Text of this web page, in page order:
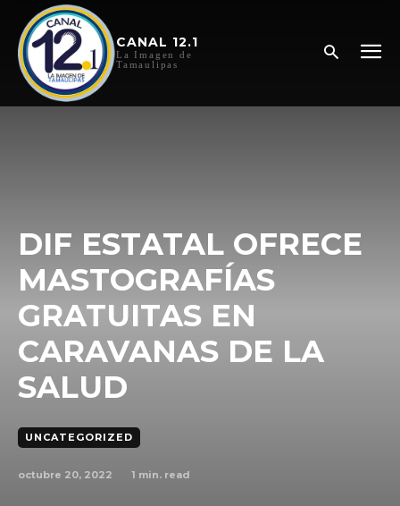
CANAL 12.1
La Imagen de
Tamaulipas
DIF ESTATAL OFRECE
MASTOGRAFÍAS
GRATUITAS EN
CARAVANAS DE LA
SALUD
UNCATEGORIZED
octubre 20, 2022 1 min. read